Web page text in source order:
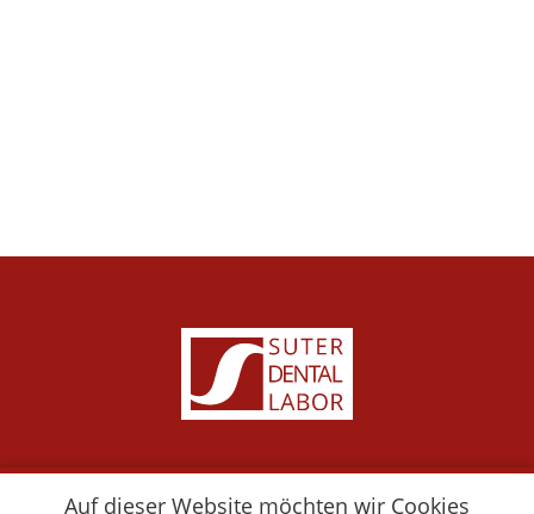
Suter Dental Labor GmbH
Auf dieser Website möchten wir Cookies